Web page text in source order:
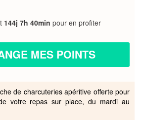
144j 7h 40min pour en profiter
MES POINTS
de charcuteries apéritive offerte pour
votre repas sur place, du mardi au